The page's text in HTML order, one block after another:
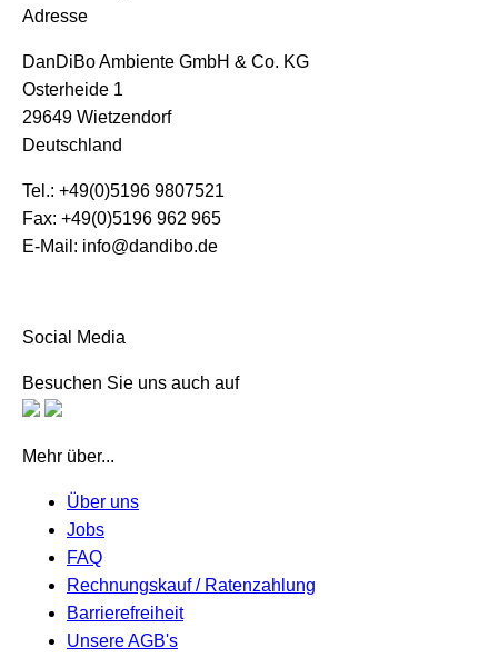
Adresse
DanDiBo Ambiente GmbH & Co. KG
Osterheide 1
29649 Wietzendorf
Deutschland
Tel.: +49(0)5196 9807521
Fax: +49(0)5196 962 965
E-Mail: info@dandibo.de
Social Media
Besuchen Sie uns auch auf
Mehr über...
Über uns
Jobs
FAQ
Rechnungskauf / Ratenzahlung
Barrierefreiheit
Unsere AGB's